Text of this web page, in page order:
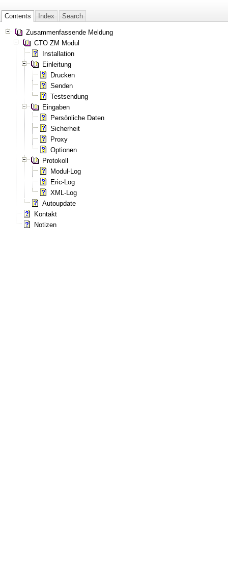
Contents Index Search
Zusammenfassende Meldung
CTO ZM Modul
Installation
Einleitung
Drucken
Senden
Testsendung
Eingaben
Persönliche Daten
Sicherheit
Proxy
Optionen
Protokoll
Modul-Log
Eric-Log
XML-Log
Autoupdate
Kontakt
Notizen